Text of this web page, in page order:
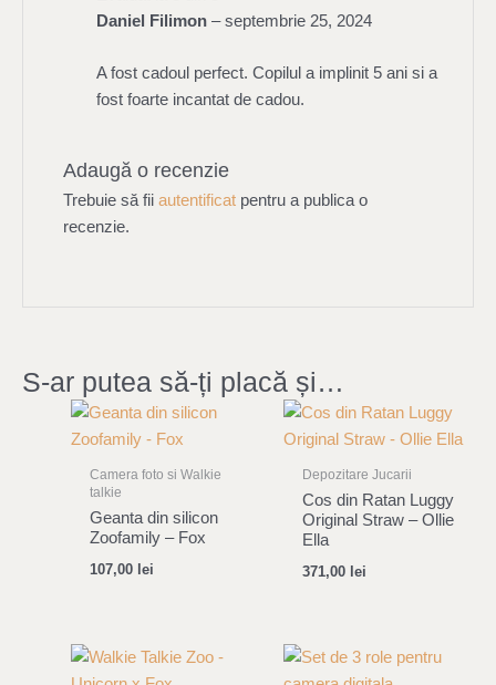
Daniel Filimon – septembrie 25, 2024
A fost cadoul perfect. Copilul a implinit 5 ani si a
fost foarte incantat de cadou.
Adaugă o recenzie
Trebuie să fiiautentificat pentru a publica o
recenzie.
S-ar putea să-ți placă și…
Camera foto si Walkie
talkie
Geanta din silicon
Zoofamily – Fox
107,00 lei
Depozitare Jucarii
Cos din Ratan Luggy
Original Straw – Ollie
Ella
371,00 lei